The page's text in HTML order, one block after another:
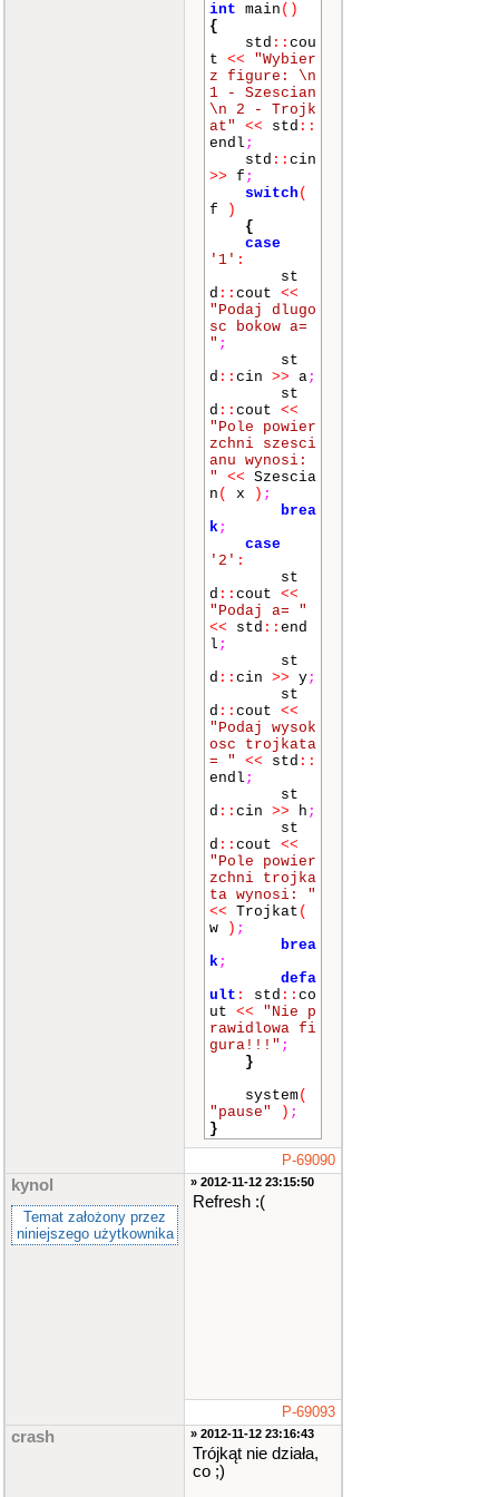
int main ()
{
std :: cou
t <<
"Wybier
z figure: \n
1 - Szescian
\n 2 - Trojk
at"
<< std ::
endl ;
std :: cin
>> f ;
switch (
f
)
{
case
'1' :
st
d :: cout <<
"Podaj dlugo
sc bokow a=
" ;
st
d :: cin >> a;
st
d :: cout <<
"Pole powier
zchni szesci
anu wynosi:
"
<< Szescia
n ( x ) ;
brea
k;
case
'2' :
st
d :: cout <<
"Podaj a= "
<< std :: end
l ;
st
d :: cin >> y;
st
d :: cout <<
"Podaj wysok
osc trojkata
= "
<< std ::
endl ;
st
d :: cin >> h ;
st
d :: cout <<
"Pole powier
zchni trojka
ta wynosi: "
<< Trojkat (
w
) ;
brea
k;
defa
ult : std :: co
ut <<
"Nie p
rawidlowa fi
gura!!!" ;
}
system(
"pause"
) ;
}
P-69090
kynol
Temat założony przez
niniejszego użytkownika
» 2012-11-12 23:15:50
Refresh :(
P-69093
crash » 2012-11-12 23:16:43
Trójkąt nie działa,
co ;)